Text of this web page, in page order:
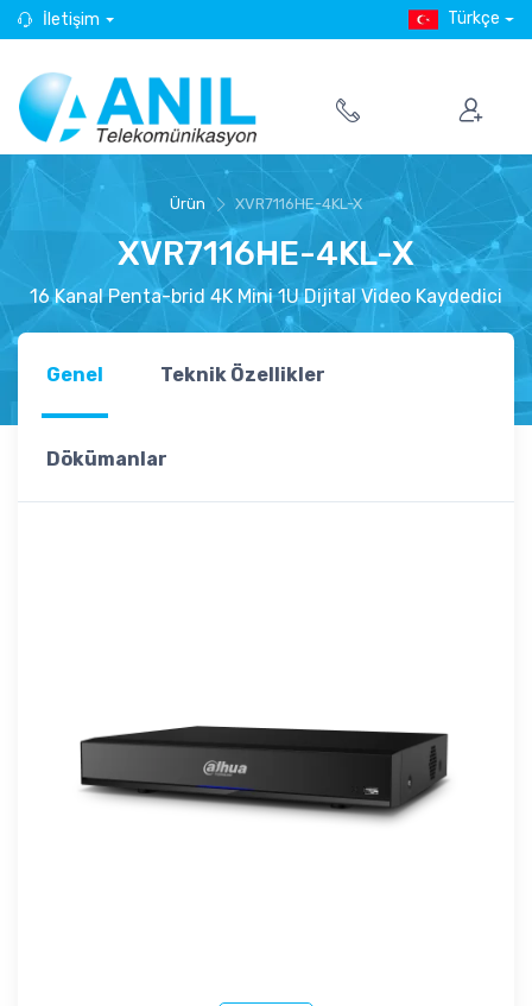
İletişim Türkçe
Ürün XVR7116HE-4KL-X
XVR7116HE-4KL-X
16 Kanal Penta-brid 4K Mini 1U Dijital Video Kaydedici
Genel Teknik Özellikler
Dökümanlar